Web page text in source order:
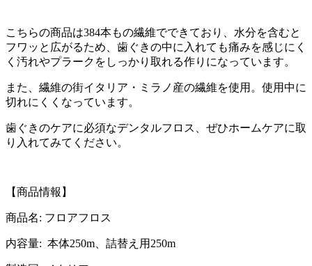
こちらの商品は384本もの繊維でできており、水分を含むと
フワッと広がるため、歯ぐきの中に入れても痛みを感じにく
く汚れやプラークをしっかり取れる作りになっています。
また、繊維の街イタリア・ミラノ産の繊維を使用。使用中に
切れにくくなっています。
歯ぐきのケアに必須なデンタルフロス、ぜひホームケアに取
り入れてみてください。
【商品情報】
商品名: フロアフロス
内容量: 本体250m、詰替え用250m